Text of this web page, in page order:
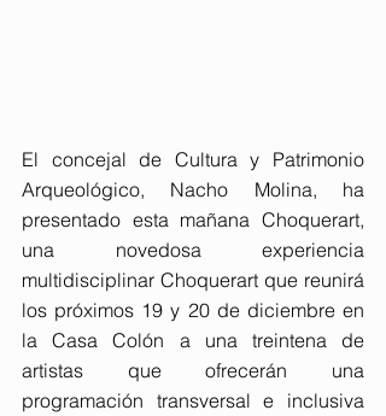
El concejal de Cultura y Patrimonio
Arqueológico, Nacho Molina, ha
presentado esta mañana Choquerart,
una novedosa experiencia
multidisciplinar Choquerart que reunirá
los próximos 19 y 20 de diciembre en
la Casa Colón a una treintena de
artistas que ofrecerán una
programación transversal e inclusiva